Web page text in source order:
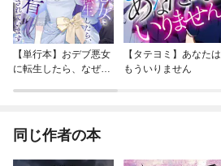
【単行本】おデブ悪女
に転生したら、なぜか
【タテヨミ】あなたは
もういりません
同じ作者の本